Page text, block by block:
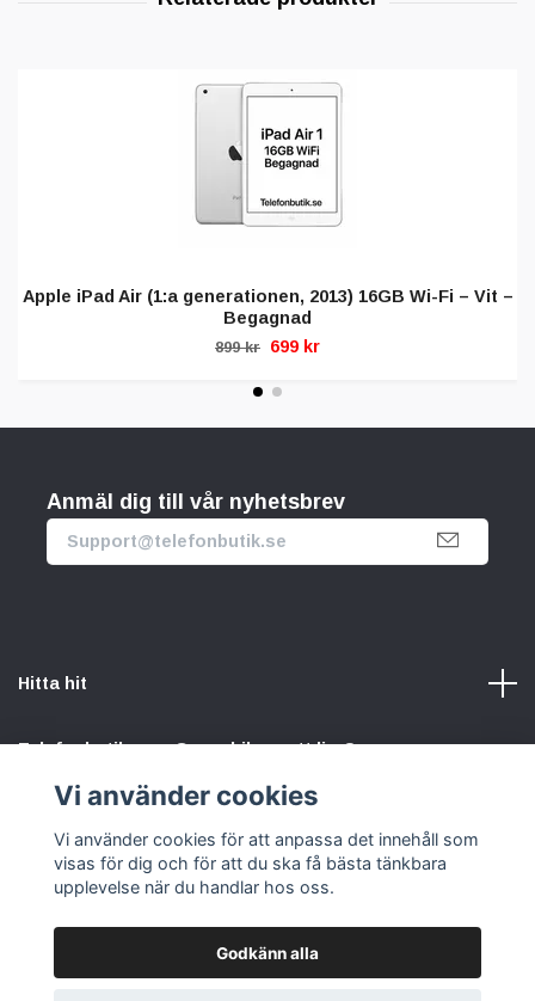
Apple iPad Air (1:a generationen, 2013) 16GB Wi-Fi – Vit –
Begagnad
899 kr 699 kr
Anmäl dig till vår nyhetsbrev
Hitta hit
Telefonbutik.se – Ge mobilen nytt liv. Spara pengar.
Sociala medier
Vi använder cookies
Vi använder cookies för att anpassa det innehåll som
visas för dig och för att du ska få bästa tänkbara
upplevelse när du handlar hos oss.
Godkänn alla